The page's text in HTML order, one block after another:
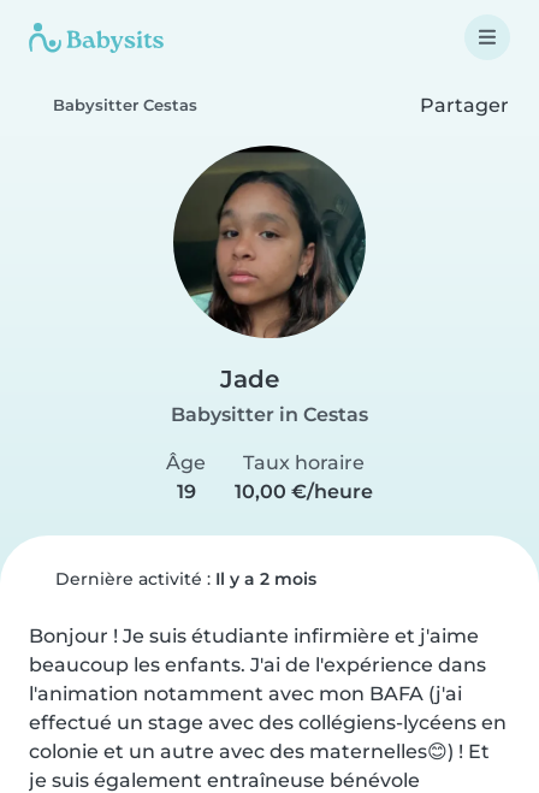
Babysitter Cestas Partager
Jade
Babysitter in Cestas
Âge
19
Taux horaire
10,00 €/heure
Dernière activité : Il y a 2 mois
Bonjour ! Je suis étudiante infirmière et j'aime
beaucoup les enfants. J'ai de l'expérience dans
l'animation notamment avec mon BAFA (j'ai
effectué un stage avec des collégiens-lycéens en
colonie et un autre avec des maternelles😊) ! Et
je suis également entraîneuse bénévole